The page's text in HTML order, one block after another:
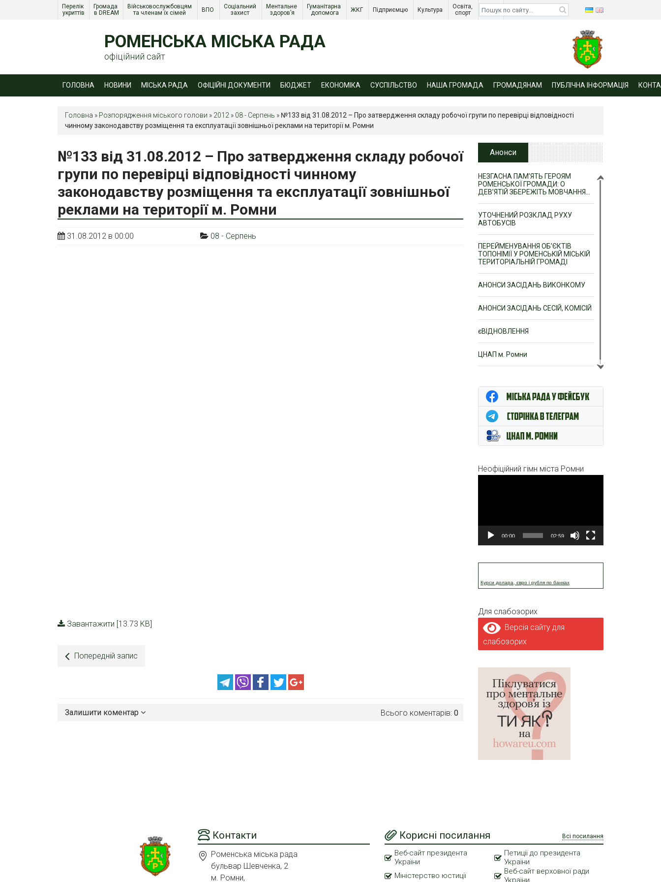
Перелік
укриттів
Громада
в DREAM
Військовослужбовцям
та членам їх сімей
ВПО
Соціальний
захист
Ментальне
здоров’я
Гуманітарна
допомога
ЖКГ Підприємцю Культура
Освіта,
спорт
Діти
війни
РОМЕНСЬКА МІСЬКА РАДА
офіційний сайт
ГОЛОВНА НОВИНИ МІСЬКА РАДА ОФІЦІЙНІ ДОКУМЕНТИ БЮДЖЕТ ЕКОНОМІКА СУСПІЛЬСТВО НАША ГРОМАДА ГРОМАДЯНАМ ПУБЛІЧНА ІНФОРМАЦІЯ
Головна » Розпорядження міського голови » 2012 » 08 - Серпень » №133 від 31.08.2012 – Про затвердження складу робочої групи по перевірці відповідності
чинному законодавству розміщення та експлуатації зовнішньої реклами на території м. Ромни
№133 від 31.08.2012 – Про затвердження складу робочої
групи по перевірці відповідності чинному
законодавству розміщення та експлуатації зовнішньої
реклами на території м. Ромни
31.08.2012 в 00:00 08 - Серпень
Завантажити [13.73 KB]
Попередній запис
Всього коментарів: 0
Залишити коментар
Анонси
НЕЗГАСНА ПАМ’ЯТЬ ГЕРОЯМ
РОМЕНСЬКОЇ ГРОМАДИ: О
ДЕВ’ЯТІЙ ЗБЕРЕЖІТЬ МОВЧАННЯ…
УТОЧНЕНИЙ РОЗКЛАД РУХУ
АВТОБУСІВ
ПЕРЕЙМЕНУВАННЯ ОБ’ЄКТІВ
ТОПОНІМІЇ У РОМЕНСЬКІЙ МІСЬКІЙ
ТЕРИТОРІАЛЬНІЙ ГРОМАДІ
АНОНСИ ЗАСІДАНЬ ВИКОНКОМУ
АНОНСИ ЗАСІДАНЬ СЕСІЙ, КОМІСІЙ
єВІДНОВЛЕННЯ
ЦНАП м. Ромни
Неофіційний гімн міста Ромни
00:00 02:59
Курси долара, євро і рубля по банках
Для слабозорих
Версія сайту для
слабозорих
Контакти
Роменська міська рада
бульвар Шевченка, 2
м. Ромни,
Корисні посилання Всі посилання
Веб-сайт президента
України
Петиції до президента
України
Міністерство юстиції
Веб-сайт верховної ради
України